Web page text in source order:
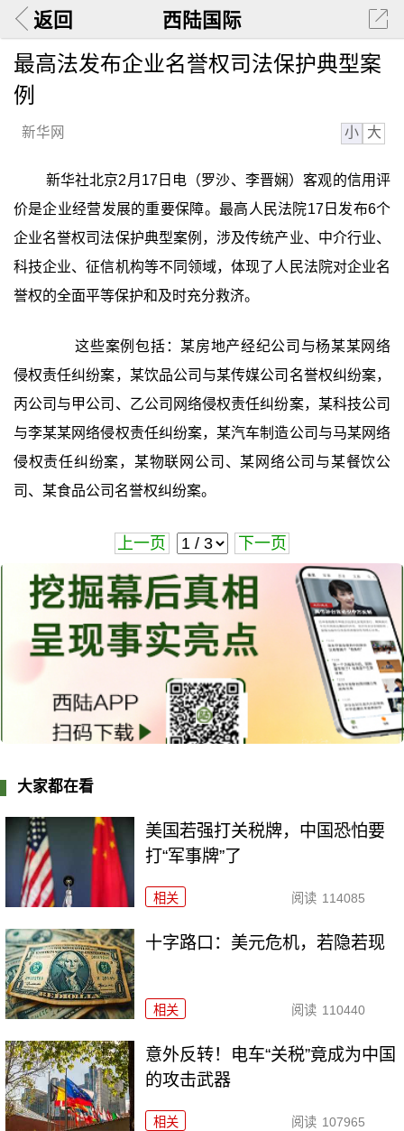
返回 西陆国际
最高法发布企业名誉权司法保护典型案
例
新华网 小 大
新华社北京2月17日电（罗沙、李晋娴）客观的信用评
价是企业经营发展的重要保障。最高人民法院17日发布6个
企业名誉权司法保护典型案例，涉及传统产业、中介行业、
科技企业、征信机构等不同领域，体现了人民法院对企业名
誉权的全面平等保护和及时充分救济。
这些案例包括：某房地产经纪公司与杨某某网络
侵权责任纠纷案，某饮品公司与某传媒公司名誉权纠纷案，
丙公司与甲公司、乙公司网络侵权责任纠纷案，某科技公司
与李某某网络侵权责任纠纷案，某汽车制造公司与马某网络
侵权责任纠纷案，某物联网公司、某网络公司与某餐饮公
司、某食品公司名誉权纠纷案。
上一页 下一页
大家都在看
美国若强打关税牌，中国恐怕要
打“军事牌”了
相关 阅读 114085
十字路口：美元危机，若隐若现
相关 阅读 110440
意外反转！电车“关税”竟成为中国
的攻击武器
相关 阅读 107965